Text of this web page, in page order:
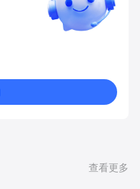
查看更多